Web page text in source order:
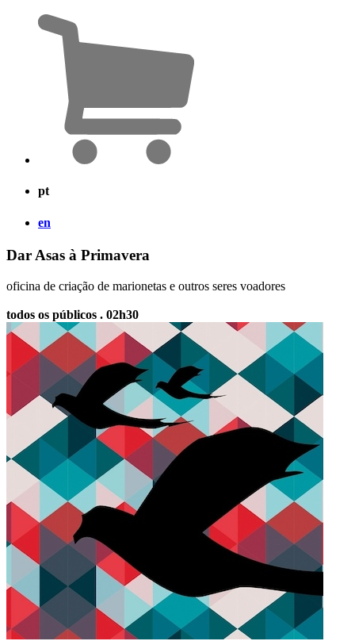
pt
en
Dar Asas à Primavera
oficina de criação de marionetas e outros seres voadores
todos os públicos . 02h30